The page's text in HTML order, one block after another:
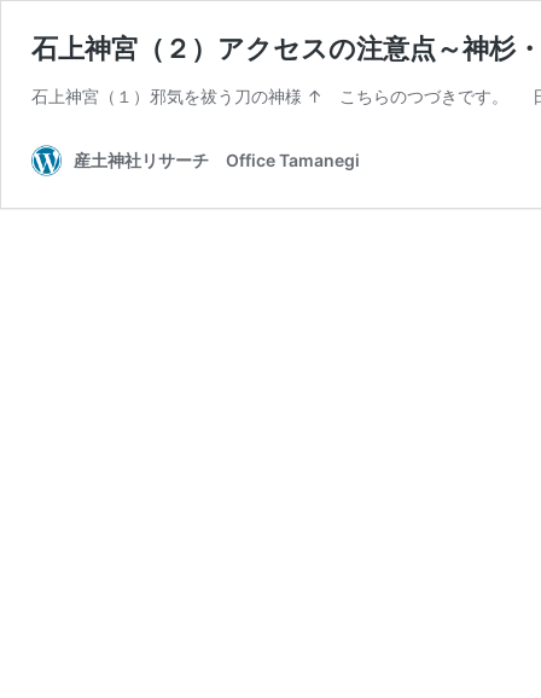
石上神宮（２）アクセスの注意点～神杉
石上神宮（１）邪気を祓う刀の神様 ↑ こちらのつづきです。
産土神社リサーチ Office Tamanegi